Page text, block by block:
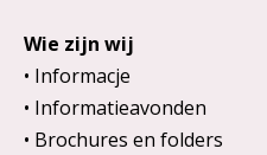
Wie zijn wij
Informacje
Informatieavonden
Brochures en folders